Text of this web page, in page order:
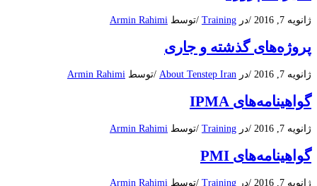
ژانویه 7, 2016 /در Training
/توسط Armin Rahimi
پروژه‌های گذشته و جاری
ژانویه 7, 2016 /در About Tenstep Iran
/توسط Armin Rahimi
گواهینامه‌های IPMA
ژانویه 7, 2016 /در Training
/توسط Armin Rahimi
گواهینامه‌های PMI
ژانویه 7, 2016 /در Training
/توسط Armin Rahimi